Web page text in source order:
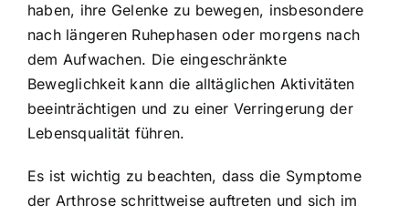
haben, ihre Gelenke zu bewegen, insbesondere
nach längeren Ruhephasen oder morgens nach
dem Aufwachen. Die eingeschränkte
Beweglichkeit kann die alltäglichen Aktivitäten
beeinträchtigen und zu einer Verringerung der
Lebensqualität führen.
Es ist wichtig zu beachten, dass die Symptome
der Arthrose schrittweise auftreten und sich im